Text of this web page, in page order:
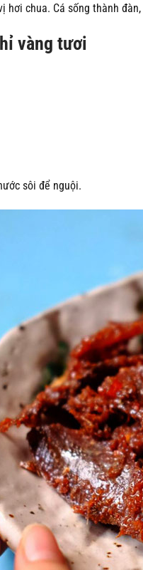
hơi chua. Cá sống thành
vàng tươi
sôi để nguội.